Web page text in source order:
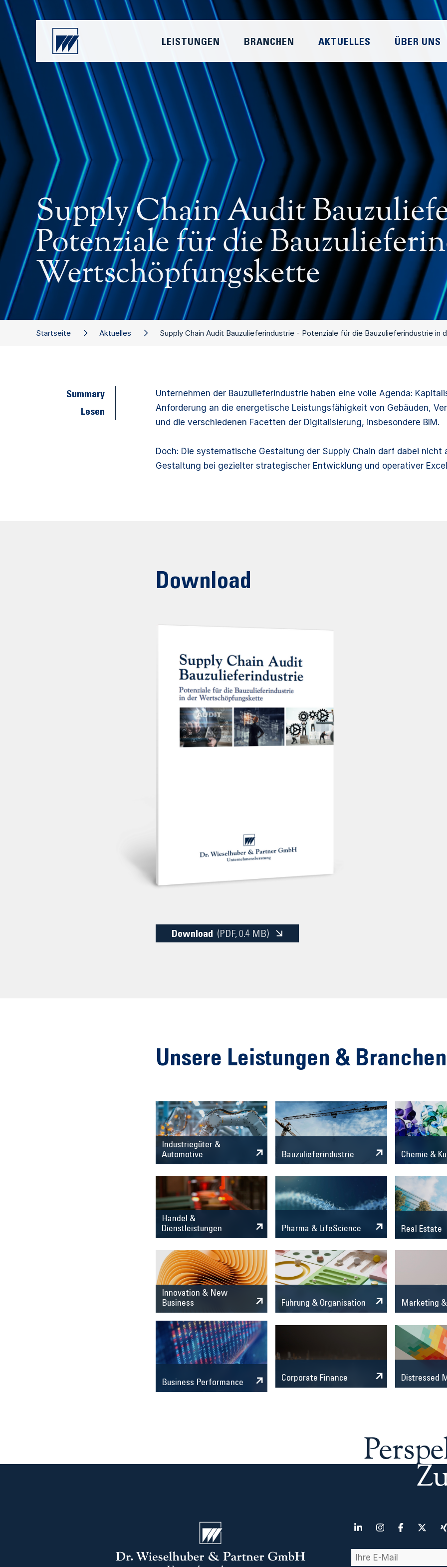
Unternehmen der Bauzulieferindustrie haben eine volle Agenda:
Anforderung an die energetische Leistungsfähigkeit von Gebäuden,
und die verschiedenen Facetten der Digitalisierung, insbesondere BIM.
Doch: Die systematische Gestaltung der Supply Chain darf dabei nicht
Gestaltung bei gezielter strategischer Entwicklung und operativer
Startseite Aktuelles Supply Chain Audit Bauzulieferindustrie - Potenziale für die Bauzulieferindustrie
Supply Chain Audit
Potenziale für die
Wertschöpfungskette
LEISTUNGEN BRANCHEN AKTUELLES ÜBER UNS
Download
Download (PDF, 0.4 MB)
Unsere Leistungen & Branchen
Industriegüter &
Automotive
Bauzulieferindustrie Chemie &
Handel &
Dienstleistungen
Pharma & LifeScience Real Estate
Innovation & New
Business
Führung & Organisation Marketing
Business Performance Corporate Finance Distressed
Summary
Lesen